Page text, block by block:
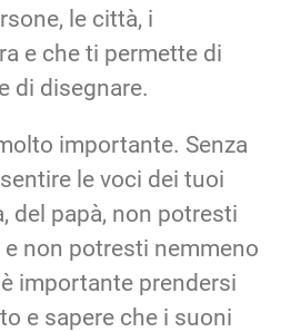
le città, i
e che ti permette di
di disegnare.
importante. Senza
le voci dei tuoi
del papà, non potresti
non potresti nemmeno
importante prendersi
e sapere che i suoni